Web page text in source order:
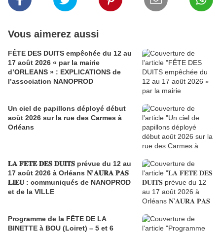
Vous aimerez aussi
FÊTE DES DUITS empêchée du 12 au
17 août 2026 « par la mairie
d’ORLEANS » : EXPLICATIONS de
l’association NANOPROD
Un ciel de papillons déployé début
août 2026 sur la rue des Carmes à
Orléans
𝐋𝐀 𝐅𝐄𝐓𝐄 𝐃𝐄𝐒 𝐃𝐔𝐈𝐓𝐒 prévue du 12 au
17 août 2026 à Orléans 𝐍’𝐀𝐔𝐑𝐀 𝐏𝐀𝐒
𝐋𝐈𝐄𝐔 : communiqués de NANOPROD
et de la VILLE
Programme de la FÊTE DE LA
BINETTE à BOU (Loiret) – 5 et 6